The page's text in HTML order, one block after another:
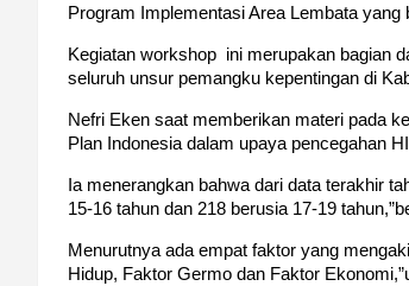
Program Implementasi Area Lembata
Kegiatan workshop ini merupakan bagian
seluruh unsur pemangku kepentingan di
Nefri Eken saat memberikan materi pada
Plan Indonesia dalam upaya pencegahan
Ia menerangkan bahwa dari data terakhir
15-16 tahun dan 218 berusia 17-19
Menurutnya ada empat faktor yang
Hidup, Faktor Germo dan Faktor